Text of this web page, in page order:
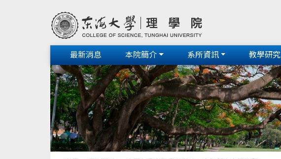
最新消息 本院簡介 系所資訊 教學研究